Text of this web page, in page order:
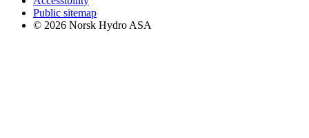
Public sitemap
© 2026 Norsk Hydro ASA